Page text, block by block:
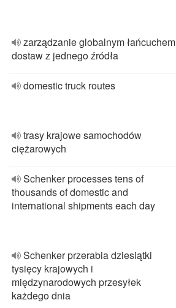
zarządzanie globalnym łańcuchem
dostaw z jednego źródła
domestic truck routes
trasy krajowe samochodów
ciężarowych
Schenker processes tens of
thousands of domestic and
international shipments each day
Schenker przerabia dziesiątki
tysięcy krajowych i
międzynarodowych przesyłek
każdego dnia